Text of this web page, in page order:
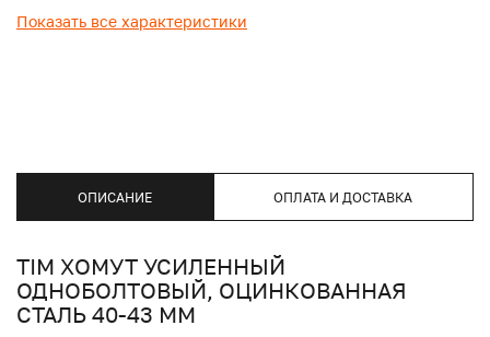
Показать все характеристики
ОПИСАНИЕ ОПЛАТА И ДОСТАВКА
TIM ХОМУТ УСИЛЕННЫЙ
ОДНОБОЛТОВЫЙ, ОЦИНКОВАННАЯ
СТАЛЬ 40-43 ММ